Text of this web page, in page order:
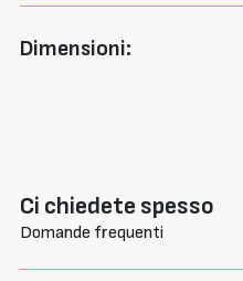
Dimensioni:
Ci chiedete spesso
Domande frequenti